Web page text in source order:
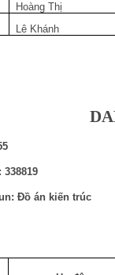
Hoàng Thị
Lê Khánh
Đồ án kiến trúc